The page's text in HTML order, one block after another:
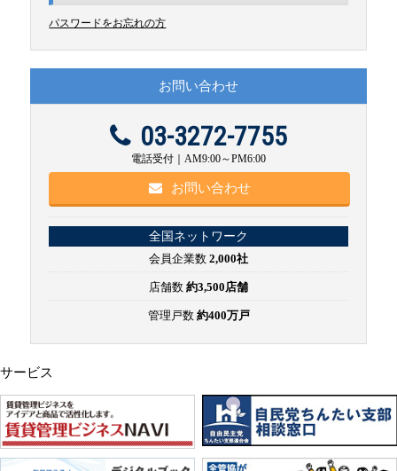
パスワードをお忘れの方
お問い合わせ
03-3272-7755
電話受付｜AM9:00～PM6:00
お問い合わせ
全国ネットワーク
会員企業数 2,000社
店舗数 約3,500店舗
管理戸数 約400万戸
サービス